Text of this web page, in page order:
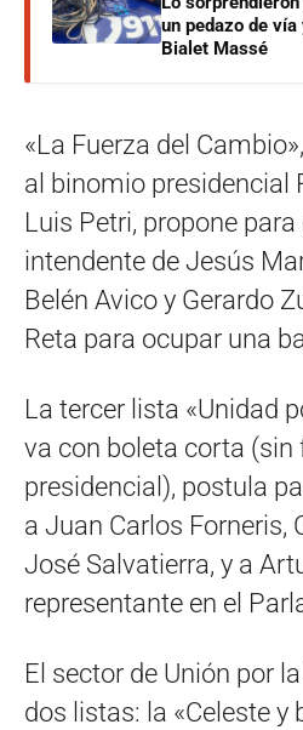
un pedazo de
Bialet Massé
«La Fuerza del
al binomio presidencial
Luis Petri, propone para
intendente de Jesús
Belén Avico y Gerardo
Reta para ocupar una
La tercer lista «Unidad
va con boleta corta (sin
presidencial), postula
a Juan Carlos Forneris,
José Salvatierra, y a
representante en el
El sector de Unión por
dos listas: la «Celeste y